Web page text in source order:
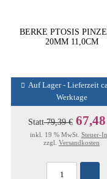
BERKE PTOSIS
20MM 11,0CM
Auf Lager - Lieferzeit
Werktage
Statt79,39 €
inkl. 19 % MwSt. Steuer-
zzgl. Versandkosten